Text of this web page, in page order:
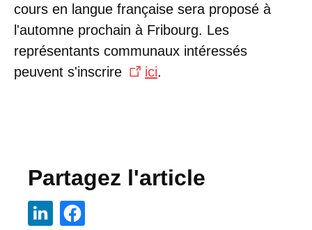
cours en langue française sera proposé à
l'automne prochain à Fribourg. Les
représentants communaux intéressés
peuvent s'inscrire
ici.
Partagez l'article